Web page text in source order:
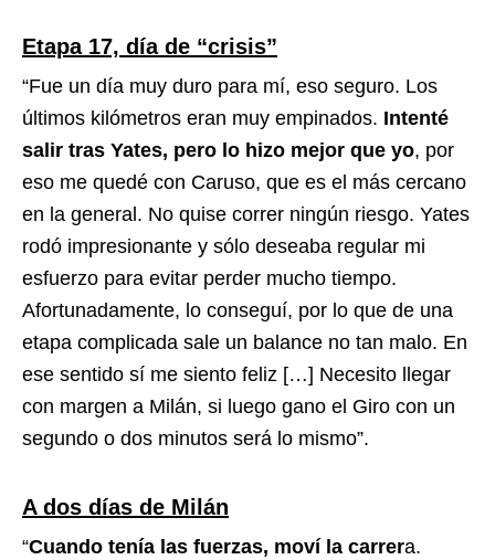
Etapa 17, día de “crisis”
“Fue un día muy duro para mí, eso seguro. Los
últimos kilómetros eran muy empinados. Intenté
salir tras Yates, pero lo hizo mejor que yo, por
eso me quedé con Caruso, que es el más cercano
en la general. No quise correr ningún riesgo. Yates
rodó impresionante y sólo deseaba regular mi
esfuerzo para evitar perder mucho tiempo.
Afortunadamente, lo conseguí, por lo que de una
etapa complicada sale un balance no tan malo. En
ese sentido sí me siento feliz […] Necesito llegar
con margen a Milán, si luego gano el Giro con un
segundo o dos minutos será lo mismo”.
A dos días de Milán
“Cuando tenía las fuerzas, moví la carrera.